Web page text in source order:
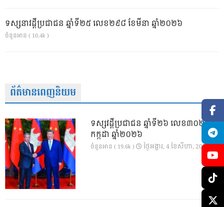
ទស្សនាវដ្ដីប្រជាជន ឆ្នាំទី២៥ លេខ២៩៨ ខែមីនា ឆ្នាំ២០២៦
ចំនួនអាន ( 10.4k )
ព័ត៌មានពេញនិយម
ទស្សវដ្តីប្រជាជន ឆ្នាំទី២៦ លេខ៣០២ ខែ
កក្កដា ឆ្នាំ២០២៦
ចំនួនអាន ( 19.6k ) ថ្ងៃ​អង្គារ, 4 ខែ​សីហា, 2026